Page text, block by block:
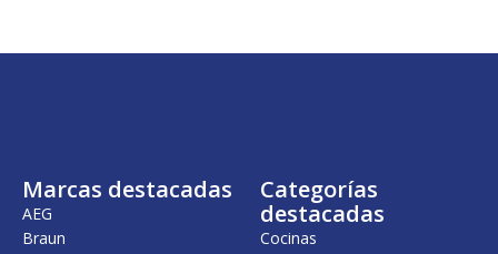
e
r
:
1
Marcas destacadas
AEG
Braun
Categorías
destacadas
Cocinas